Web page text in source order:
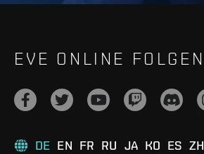
EVE ONLINE FOLGEN
DE EN FR RU JA KO ES ZH